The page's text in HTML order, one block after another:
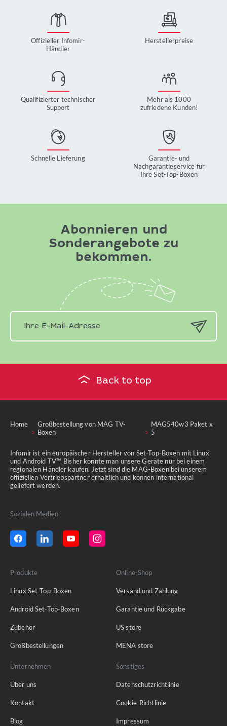
Offizieller Infomir-
Händler
Herstellerpreise
Qualifizierter technischer
Support
Mehr als 1000
zufriedene Kunden!
Schnelle Lieferung
Garantie- und
Nachgarantieservice für
Ihre Set-Top-Boxen
Abonnieren und
Sonderangebote zu
bekommen.
Back to top
Home
Großbestellung von MAG TV-
Boxen
MAG540w3 Paket x
5
Infomir ist ein europäischer Hersteller von Set-Top-Boxen mit Linux
und Android TV™. Bisher konnte man unsere Geräte nur bei einem
regionalen Händler kaufen. Jetzt sind die MAG-Boxen bei unserem
offiziellen Vertriebspartner erhältlich und können international
geliefert werden.
Sozialen Medien
Produkte
Linux Set-Top-Boxen
Android Set-Top-Boxen
Zubehör
Großbestellungen
Online-Shop
Versand und Zahlung
Garantie und Rückgabe
US store
MENA store
Unternehmen
Über uns
Kontakt
Blog
Sonstiges
Datenschutzrichtlinie
Cookie-Richtlinie
Impressum